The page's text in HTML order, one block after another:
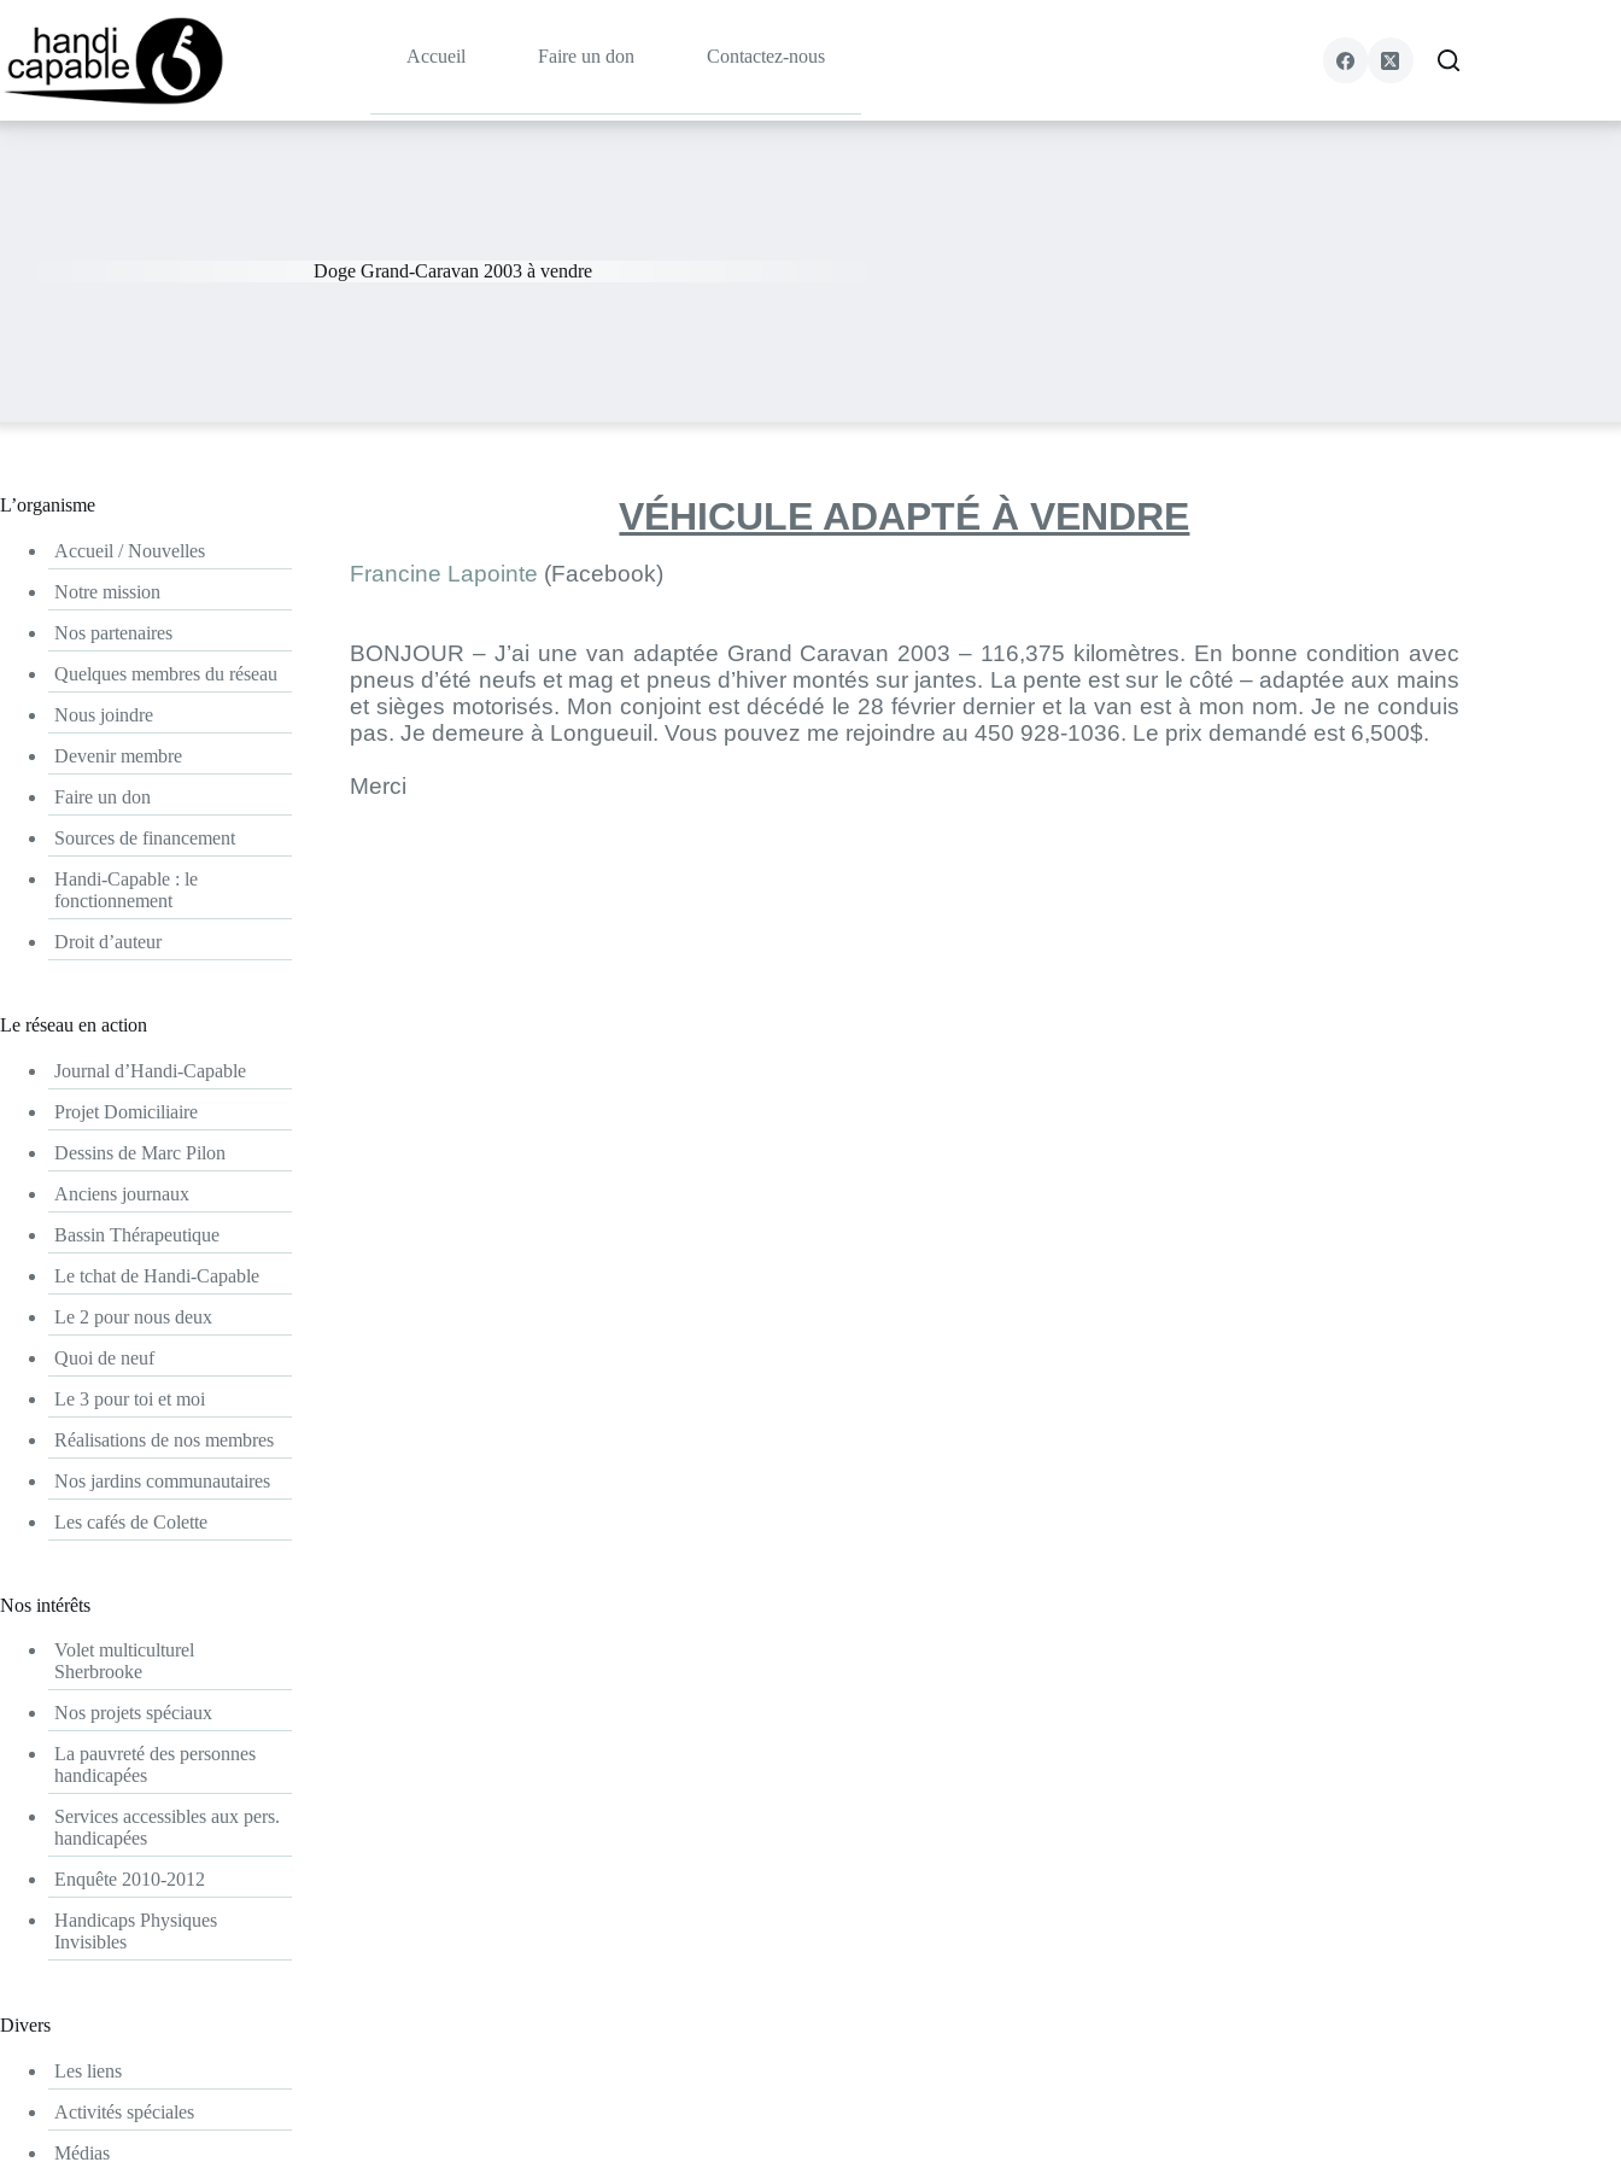
Accueil Faire un don Contactez-nous
Doge Grand-Caravan 2003 à vendre
VÉHICULE ADAPTÉ À VENDRE
Francine Lapointe (Facebook)
BONJOUR – J’ai une van adaptée Grand Caravan 2003 – 116,375 kilomètres. En bonne condition avec
pneus d’été neufs et mag et pneus d’hiver montés sur jantes. La pente est sur le côté – adaptée aux mains
et sièges motorisés. Mon conjoint est décédé le 28 février dernier et la van est à mon nom. Je ne conduis
pas. Je demeure à Longueuil. Vous pouvez me rejoindre au 450 928-1036. Le prix demandé est 6,500$.
Merci
L’organisme
Accueil / Nouvelles
Notre mission
Nos partenaires
Quelques membres du réseau
Nous joindre
Devenir membre
Faire un don
Sources de financement
Handi-Capable : le
fonctionnement
Droit d’auteur
Le réseau en action
Journal d’Handi-Capable
Projet Domiciliaire
Dessins de Marc Pilon
Anciens journaux
Bassin Thérapeutique
Le tchat de Handi-Capable
Le 2 pour nous deux
Quoi de neuf
Le 3 pour toi et moi
Réalisations de nos membres
Nos jardins communautaires
Les cafés de Colette
Nos intérêts
Volet multiculturel
Sherbrooke
Nos projets spéciaux
La pauvreté des personnes
handicapées
Services accessibles aux pers.
handicapées
Enquête 2010-2012
Handicaps Physiques
Invisibles
Divers
Les liens
Activités spéciales
Médias